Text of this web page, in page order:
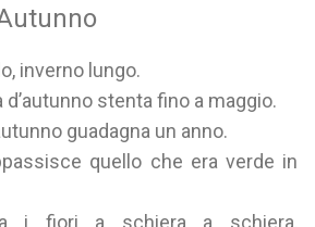
inverno lungo.
d’autunno stenta fino a maggio.
guadagna un anno.
quello che era verde in
i fiori a schiera a schiera,